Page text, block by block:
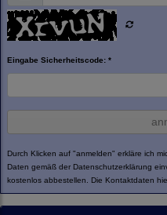
Eingabe Sicherheitscode: *
Durch Klicken auf "anmelden" erkläre ich
Daten gemäß der Datenschutzerklärung
kostenlos abbestellen. Die Kontaktdaten